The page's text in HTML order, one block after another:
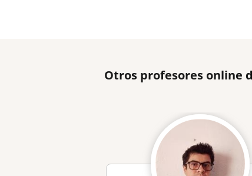
Otros profesores online